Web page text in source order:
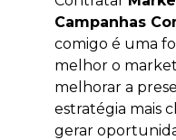
Campanhas
comigo é uma
melhor o
melhorar a
estratégia mais
gerar